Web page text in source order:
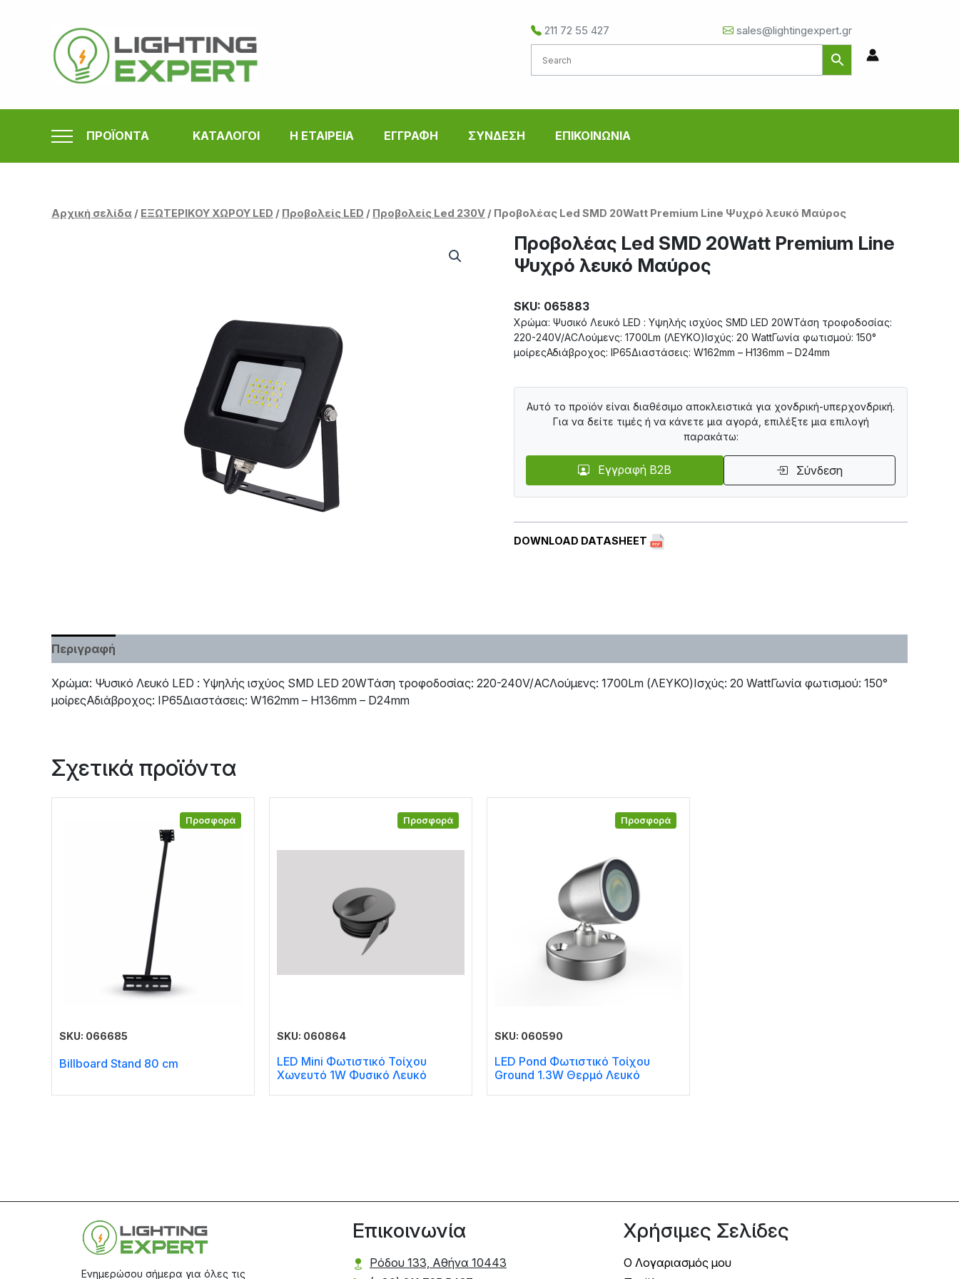
περιεχόμενο
211 72 55 427 sales@lightingexpert.gr
ΠΡΟΪΟΝΤΑ ΚΑΤΑΛΟΓΟΙ Η ΕΤΑΙΡΕΙΑ ΕΓΓΡΑΦΗ ΣΥΝΔΕΣΗ ΕΠΙΚΟΙΝΩΝΙΑ
Αρχική σελίδα / ΕΞΩΤΕΡΙΚΟΥ ΧΩΡΟΥ LED / Προβολείς LED / Προβολείς Led 230V / Προβολέας Led SMD 20Watt Premium Line Ψυχρό λευκό Μαύρος
Προβολέας Led SMD 20Watt Premium Line
Ψυχρό λευκό Μαύρος
SKU: 065883
Χρώμα: Ψυσικό Λευκό LED : Υψηλής ισχύος SMD LED 20WΤάση τροφοδοσίας:
220-240V/ACΛούμενς: 1700Lm (ΛΕΥΚΟ)Ισχύς: 20 WattΓωνία φωτισμού: 150°
μοίρεςΑδιάβροχος: IP65Διαστάσεις: W162mm – H136mm – D24mm
DOWNLOAD DATASHEET
Αυτό το προϊόν είναι διαθέσιμο αποκλειστικά για χονδρική-υπερχονδρική.
Για να δείτε τιμές ή να κάνετε μια αγορά, επιλέξτε μια επιλογή
παρακάτω:
Εγγραφή B2B Σύνδεση
Περιγραφή
Χρώμα: Ψυσικό Λευκό LED : Υψηλής ισχύος SMD LED 20WΤάση τροφοδοσίας: 220-240V/ACΛούμενς: 1700Lm (ΛΕΥΚΟ)Ισχύς: 20 WattΓωνία φωτισμού: 150°
μοίρεςΑδιάβροχος: IP65Διαστάσεις: W162mm – H136mm – D24mm
Σχετικά προϊόντα
Προσφορά
SKU: 066685
Billboard Stand 80 cm
Προσφορά
SKU: 060864
LED Mini Φωτιστικό Τοίχου
Χωνευτό 1W Φυσικό Λευκό
Προσφορά
SKU: 060590
LED Pond Φωτιστικό Τοίχου
Ground 1.3W Θερμό Λευκό
Ενημερώσου σήμερα για όλες τις
Επικοινωνία
Ρόδου 133, Αθήνα 10443
Χρήσιμες Σελίδες
Ο Λογαριασμός μου